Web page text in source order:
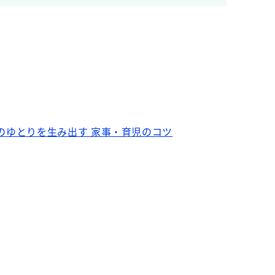
とりを生み出す 家事・育児のコツ